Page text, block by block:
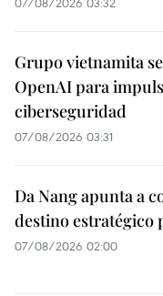
Grupo vietnamita
OpenAI para
ciberseguridad
07/08/2026 03:31
Da Nang apunta a
destino estratégico
07/08/2026 02:00